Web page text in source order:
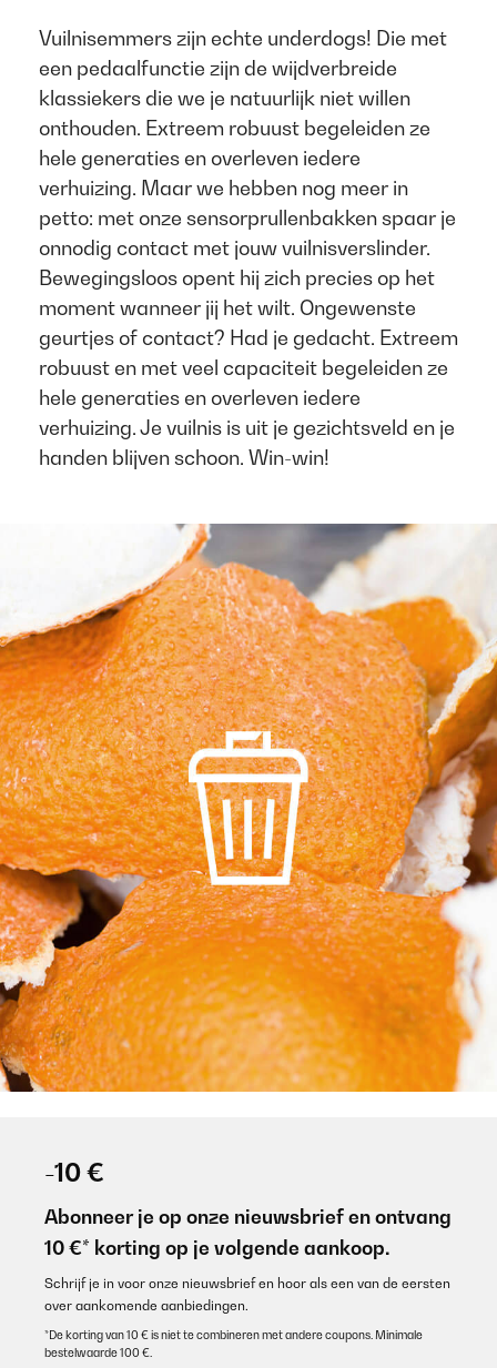
Vuilnisemmers zijn echte underdogs! Die met
een pedaalfunctie zijn de wijdverbreide
klassiekers die we je natuurlijk niet willen
onthouden. Extreem robuust begeleiden ze
hele generaties en overleven iedere
verhuizing. Maar we hebben nog meer in
petto: met onze sensorprullenbakken spaar je
onnodig contact met jouw vuilnisverslinder.
Bewegingsloos opent hij zich precies op het
moment wanneer jij het wilt. Ongewenste
geurtjes of contact? Had je gedacht. Extreem
robuust en met veel capaciteit begeleiden ze
hele generaties en overleven iedere
verhuizing. Je vuilnis is uit je gezichtsveld en je
handen blijven schoon. Win-win!
-10 €
Abonneer je op onze nieuwsbrief en ontvang
10 €* korting op je volgende aankoop.
Schrijf je in voor onze nieuwsbrief en hoor als een van de eersten
over aankomende aanbiedingen.
*De korting van 10 € is niet te combineren met andere coupons. Minimale
bestelwaarde 100 €.